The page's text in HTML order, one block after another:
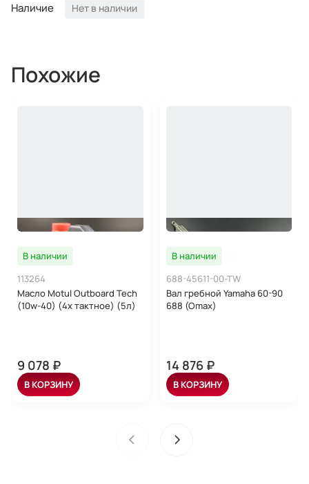
Наличие Нет в наличии
Похожие
В наличии
113264
Масло Motul Outboard Tech
(10w-40) (4х тактное) (5л)
9 078 ₽
В КОРЗИНУ
В наличии
688-45611-00-TW
Вал гребной Yamaha 60-90
688 (Omax)
14 876 ₽
В КОРЗИНУ